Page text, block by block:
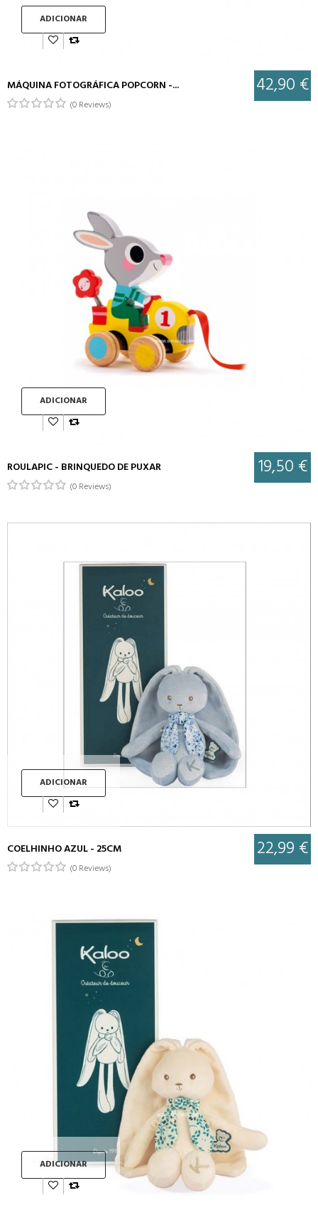
ADICIONAR
MÁQUINA FOTOGRÁFICA POPCORN -... 42,90 €
(0 Reviews)
ADICIONAR
ROULAPIC - BRINQUEDO DE PUXAR 19,50 €
(0 Reviews)
ADICIONAR
COELHINHO AZUL - 25CM 22,99 €
(0 Reviews)
ADICIONAR